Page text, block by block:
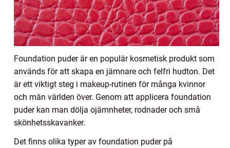
Foundation puder är en populär kosmetisk produkt som
används för att skapa en jämnare och felfri hudton. Det
är ett viktigt steg i makeup-rutinen för många kvinnor
och män världen över. Genom att applicera foundation
puder kan man dölja ojämnheter, rodnader och små
skönhetsskavanker.
Det finns olika typer av foundation puder på